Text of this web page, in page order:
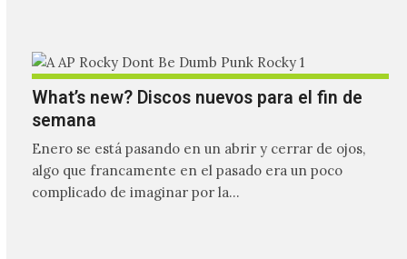
What’s new? Discos nuevos para el fin de
semana
Enero se está pasando en un abrir y cerrar de ojos,
algo que francamente en el pasado era un poco
complicado de imaginar por la…